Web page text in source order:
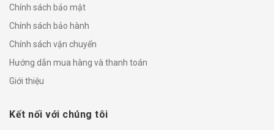
Chính sách bảo mật
Chính sách bảo hành
Chính sách vận chuyển
Hướng dẫn mua hàng và thanh toán
Giới thiệu
Kết nối với chúng tôi